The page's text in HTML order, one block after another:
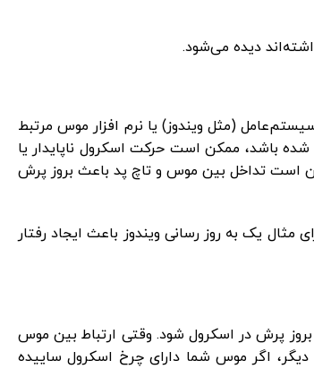
دیده می‌شود.
(مثل ویندوز) یا نرم ‌افزار موس مرتبط
باشد، ممکن است حرکت اسکرول ناپایدار یا
است تداخل بین موس و تاچ‌ پد باعث بروز پرش
مثال یک به ‌روز رسانی ویندوز باعث ایجاد رفتار
پرش در اسکرول شود. وقتی ارتباط بین موس
دیگر، اگر موس شما دارای چرخ اسکرول ساییده‌